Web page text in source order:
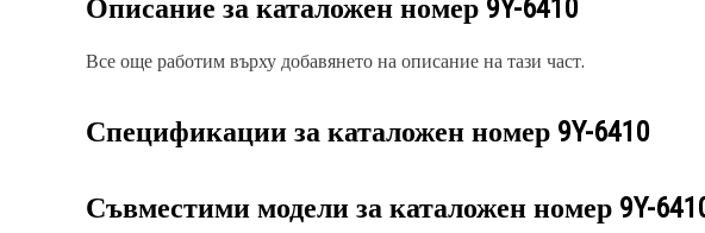
Описание за каталожен номер 9Y-6410
Все още работим върху добавянето на описание на тази част.
Спецификации за каталожен номер 9Y-6410
Съвместими модели за каталожен номер 9Y-